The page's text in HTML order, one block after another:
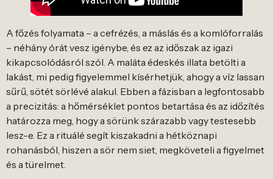
A főzés folyamata – a cefrézés, a máslás és a komlóforralás
– néhány órát vesz igénybe, és ez az időszak az igazi
kikapcsolódásról szól. A maláta édeskés illata betölti a
lakást, mi pedig figyelemmel kísérhetjük, ahogy a víz lassan
sűrű, sötét sörlévé alakul. Ebben a fázisban a legfontosabb
a precizitás: a hőmérséklet pontos betartása és az időzítés
határozza meg, hogy a sörünk szárazabb vagy testesebb
lesz-e. Ez a rituálé segít kiszakadni a hétköznapi
rohanásból, hiszen a sör nem siet, megköveteli a figyelmet
és a türelmet.